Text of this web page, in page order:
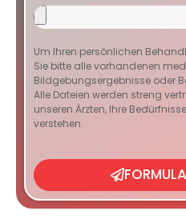
Um Ihren persönlichen
Sie bitte alle vorhandenen
Bildgebungsergebnisse oder
Alle Dateien werden streng
unseren Ärzten, Ihre
verstehen.